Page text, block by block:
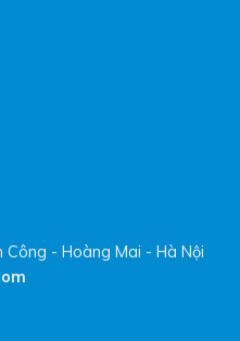
- Hoàng Mai - Hà Nội